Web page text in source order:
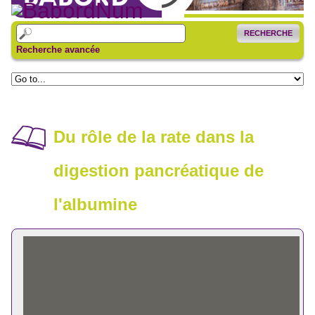
RECHERCHE
Recherche avancée
Du rôle de la rate dans la
digestion pancréatique de
l'albumine